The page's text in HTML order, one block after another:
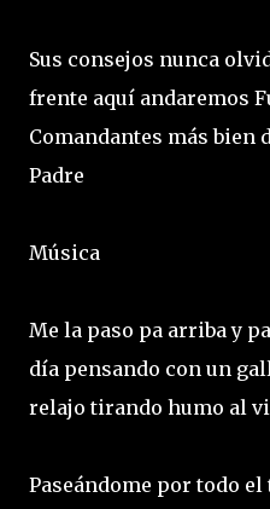
Sus consejos nunca
frente aquí andaremos
Comandantes más bien
Padre
Música
Me la paso pa arriba y
día pensando con un
relajo tirando humo al
Paseándome por todo